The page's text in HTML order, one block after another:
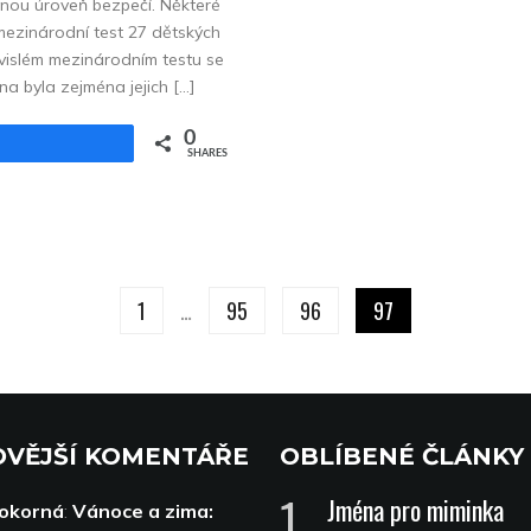
úroveň bezpečí. Některé
test 27 dětských
mezinárodním testu se
byla zejména jejich […]
0
SHARES
1 … 95 96 97
KOMENTÁŘE
: Vánoce a zima:
OBLÍBENÉ ČLÁNKY
Jména pro miminka